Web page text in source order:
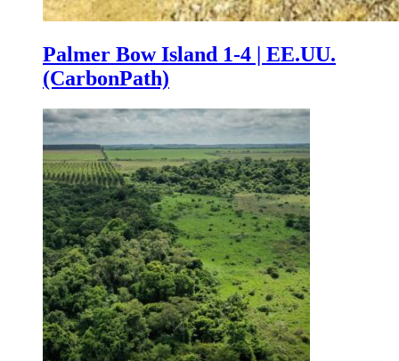
Palmer Bow Island 1-4 | EE.UU.
(CarbonPath)